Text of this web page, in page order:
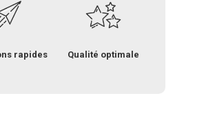
rapides Qualité optimale